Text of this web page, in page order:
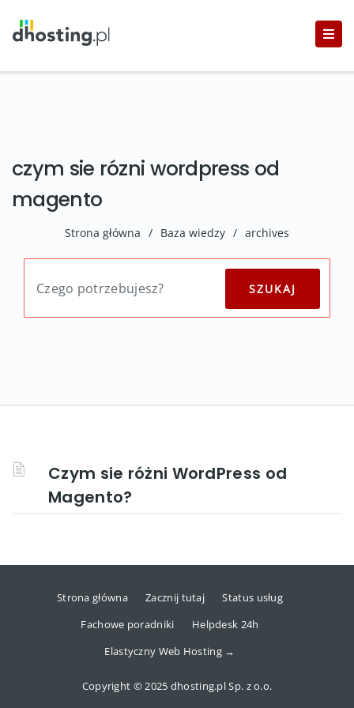
czym sie rózni wordpress od
magento
Strona główna / Baza wiedzy / archives
Czym sie różni WordPress od
Magento?
Strona główna Zacznij tutaj
Status usług
Fachowe poradniki
Helpdesk 24h
Elastyczny Web Hosting →
Copyright © 2025 dhosting.pl Sp. z o.o.